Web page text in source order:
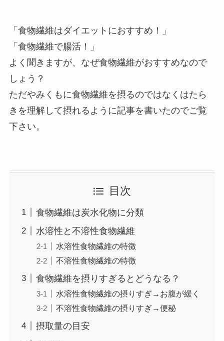
ブログ
「食物繊維はダイエットにおすすめ！」
「食物繊維で腸活！」
よく聞きますが、なぜ食物繊維がおすすめなので
しょう？
ただやみくもに食物繊維を摂るのではなくはたら
きを理解して摂れるように記事を書いたのでご覧
下さい。
目次
食物繊維は炭水化物に分類
水溶性と不溶性食物繊維
水溶性食物繊維の特徴
不溶性食物繊維の特徴
食物繊維を摂りすぎるとどうなる？
水溶性食物繊維の摂りすぎ→お腹が緩く
不溶性食物繊維の摂りすぎ→便秘
摂取量の目安